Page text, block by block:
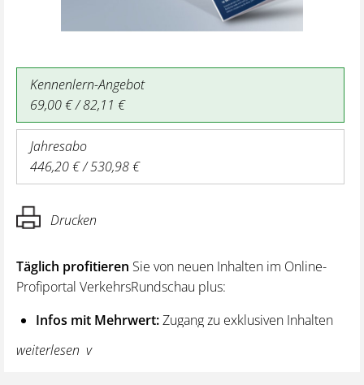
Kennenlern-Angebot
69,00 € / 82,11 €
Jahresabo
446,20 € / 530,98 €
Drucken
Täglich profitieren Sie von neuen Inhalten im Online-
Profiportal VerkehrsRundschau plus:
Infos mit Mehrwert:Zugang zu exklusiven Inhalten
und Hintergrundwissen – von aktuellen Regelungen
wie z. B. bei den Lenk- und Ruhezeiten,
weiterlesen